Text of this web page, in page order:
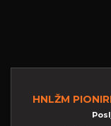
HNLŽM